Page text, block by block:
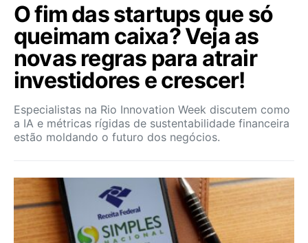
O fim das startups que só
queimam caixa? Veja as
novas regras para atrair
investidores e crescer!
Especialistas na Rio Innovation Week discutem como
a IA e métricas rígidas de sustentabilidade financeira
estão moldando o futuro dos negócios.